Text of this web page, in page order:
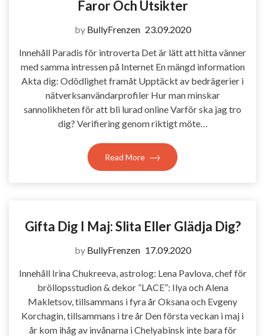
Faror Och Utsikter
by BullyFrenzen 23.09.2020
Innehåll Paradis för introverta Det är lätt att hitta vänner
med samma intressen på Internet En mängd information
Akta dig: Odödlighet framåt Upptäckt av bedrägerier i
nätverksanvändarprofiler Hur man minskar
sannolikheten för att bli lurad online Varför ska jag tro
dig? Verifiering genom riktigt möte…
Read More
Gifta Dig I Maj: Slita Eller Glädja Dig?
by BullyFrenzen 17.09.2020
Innehåll Irina Chukreeva, astrolog: Lena Pavlova, chef för
bröllopsstudion & dekor ”LACE”: Ilya och Alena
Makletsov, tillsammans i fyra år Oksana och Evgeny
Korchagin, tillsammans i tre år Den första veckan i maj i
år kom ihåg av invånarna i Chelyabinsk inte bara för